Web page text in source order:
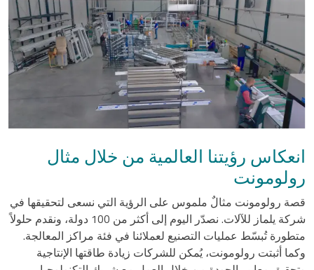
انعكاس رؤيتنا العالمية من خلال مثال
رولومونت
قصة رولومونت مثالٌ ملموس على الرؤية التي نسعى لتحقيقها في
شركة يلماز للآلات. نصدّر اليوم إلى أكثر من 100 دولة، ونقدم حلولاً
متطورة تُبسّط عمليات التصنيع لعملائنا في فئة مراكز المعالجة.
وكما أثبتت رولومونت، يُمكن للشركات زيادة طاقتها الإنتاجية